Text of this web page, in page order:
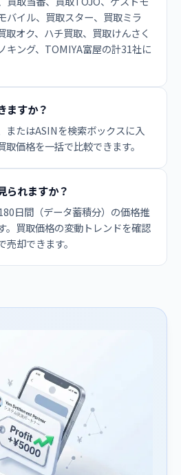
バイル、買取スター、買取ミラ
取オク、ハチ買取、買取けんさく
キング、TOMIYA富屋の計31社に
ますか？
またはASINを検索ボックスに入
価格を一括で比較できます。
られますか？
日間（データ蓄積分）の価格推
。買取価格の変動トレンドを確認
却できます。